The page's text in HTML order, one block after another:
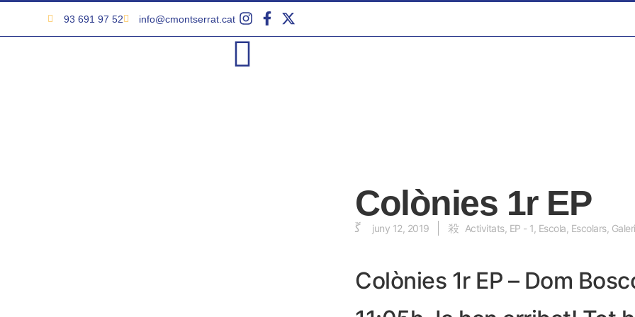
93 691 97 52 info@cmontserrat.cat
Colònies 1r EP
juny 12, 2019 Activitats, EP - 1 Escola Escolars,
Colònies 1r EP – Dom